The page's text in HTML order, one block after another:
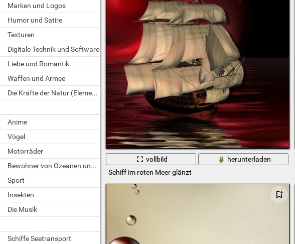
Marken und Logos
Humor und Satire
Texturen
Digitale Technik und Software
Liebe und Romantik
Waffen und Armee
Die Kräfte der Natur (Elemente)
Anime
Vögel
Motorräder
Bewohner von Ozeanen und Flüssen
Sport
Insekten
Die Musik
Schiffe Seetransport
vollbild
herunterladen
Schiff im roten Meer glänzt